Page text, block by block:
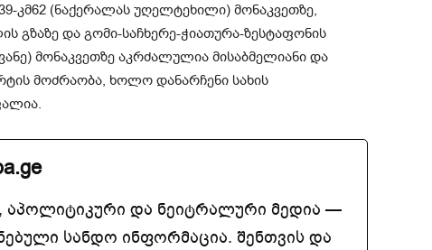
კმ62 (ნაქერალას უღელტეხილი) მონაკვეთზე,
გზაზე და გომი-საჩხერე-ჭიათურა-ზესტაფონის
მონაკვეთზე აკრძალულია მისაბმელიანი და
მოძრაობა, ხოლო დანარჩენი სახის
აპოლიტიკური და ნეიტრალური მედია —
სანდო ინფორმაცია. შენთვის და